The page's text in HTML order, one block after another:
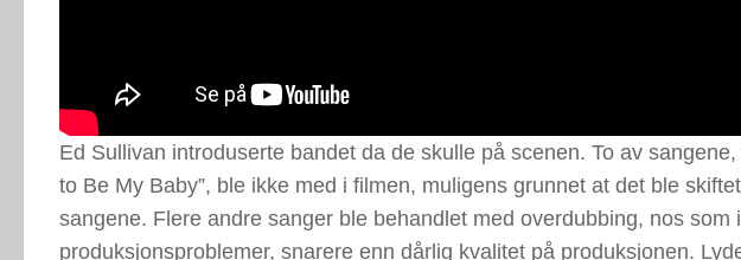
Ed Sullivan introduserte bandet da de skulle på scenen. To av sangene,
to Be My Baby”, ble ikke med i filmen, muligens grunnet at det ble
sangene. Flere andre sanger ble behandlet med overdubbing, nos som
produksjonsproblemer, snarere enn dårlig kvalitet på produksjonen.